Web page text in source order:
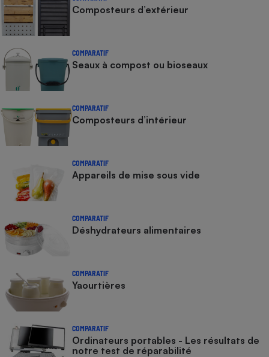
Composteurs d’extérieur
COMPARATIF
Seaux à compost ou bioseaux
COMPARATIF
Composteurs d’intérieur
COMPARATIF
Appareils de mise sous vide
COMPARATIF
Déshydrateurs alimentaires
COMPARATIF
Yaourtières
COMPARATIF
Ordinateurs portables - Les résultats de
notre test de réparabilité